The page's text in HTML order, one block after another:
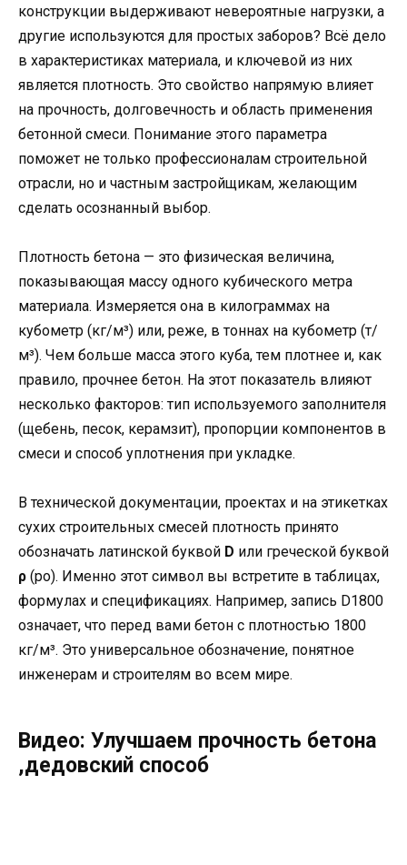
конструкции выдерживают невероятные нагрузки, а
другие используются для простых заборов? Всё дело
в характеристиках материала, и ключевой из них
является плотность. Это свойство напрямую влияет
на прочность, долговечность и область применения
бетонной смеси. Понимание этого параметра
поможет не только профессионалам строительной
отрасли, но и частным застройщикам, желающим
сделать осознанный выбор.
Плотность бетона — это физическая величина,
показывающая массу одного кубического метра
материала. Измеряется она в килограммах на
кубометр (кг/м³) или, реже, в тоннах на кубометр (т/
м³). Чем больше масса этого куба, тем плотнее и, как
правило, прочнее бетон. На этот показатель влияют
несколько факторов: тип используемого заполнителя
(щебень, песок, керамзит), пропорции компонентов в
смеси и способ уплотнения при укладке.
В технической документации, проектах и на этикетках
сухих строительных смесей плотность принято
обозначать латинской буквой D или греческой буквой
ρ (ро). Именно этот символ вы встретите в таблицах,
формулах и спецификациях. Например, запись D1800
означает, что перед вами бетон с плотностью 1800
кг/м³. Это универсальное обозначение, понятное
инженерам и строителям во всем мире.
Видео: Улучшаем прочность бетона
,дедовский способ